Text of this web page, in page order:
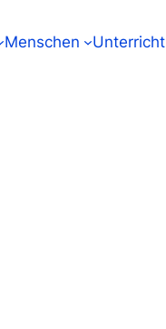
Menschen Unterricht